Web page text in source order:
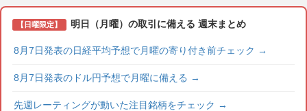
【日曜限定】 明日（月曜）の取引に備える 週末まとめ
8月7日発表の日経平均予想で月曜の寄り付き前チェック →
8月7日発表のドル円予想で月曜に備える →
先週レーティングが動いた注目銘柄をチェック →